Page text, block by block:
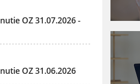
OZ 31.07.2026 -
OZ 31.06.2026